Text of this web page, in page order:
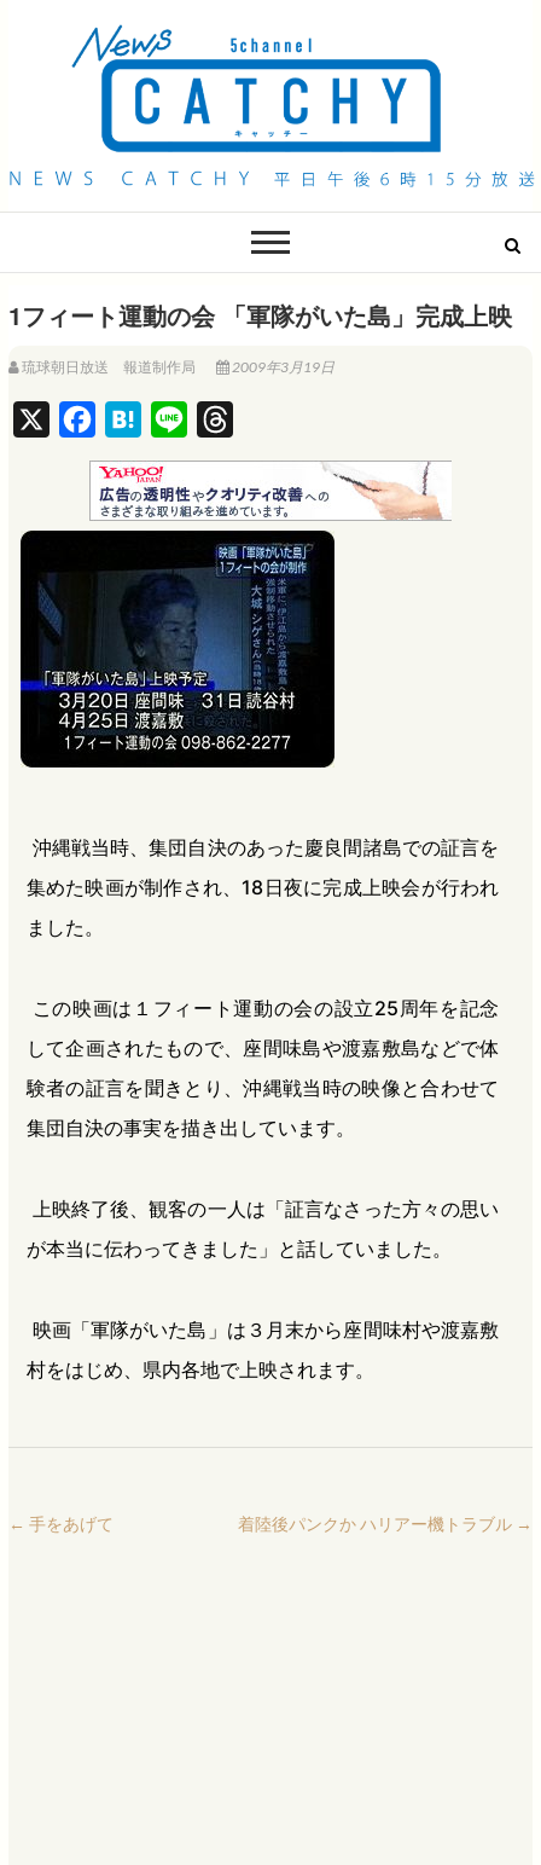
QAB NEWS Headline
1フィート運動の会 「軍隊がいた島」完成上映
琉球朝日放送 報道制作局 2009年3月19日
a
c
e
k
H
a
t
e
n
i
n
e
h
r
e
a
沖縄戦当時、集団自決のあった慶良間諸島での証言を
集めた映画が制作され、18日夜に完成上映会が行われ
ました。
この映画は１フィート運動の会の設立25周年を記念
して企画されたもので、座間味島や渡嘉敷島などで体
験者の証言を聞きとり、沖縄戦当時の映像と合わせて
集団自決の事実を描き出しています。
上映終了後、観客の一人は「証言なさった方々の思い
が本当に伝わってきました」と話していました。
映画「軍隊がいた島」は３月末から座間味村や渡嘉敷
村をはじめ、県内各地で上映されます。
← 手をあげて 着陸後パンクか ハリアー機トラブル →